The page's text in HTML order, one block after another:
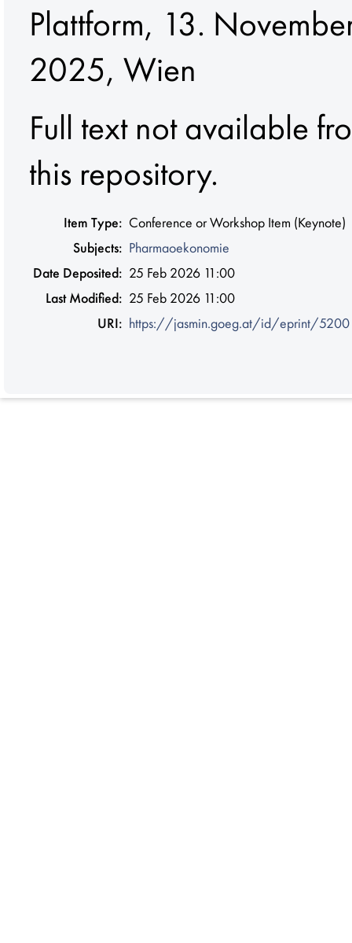
Plattform, 13.
2025, Wien
Full text not available
this repository.
Item Type: Conference or Workshop Item (Keynote)
Subjects: Pharmaoekonomie
Date Deposited: 25 Feb 2026 11:00
Last Modified: 25 Feb 2026 11:00
URI: https://jasmin.goeg.at/id/eprint/5200